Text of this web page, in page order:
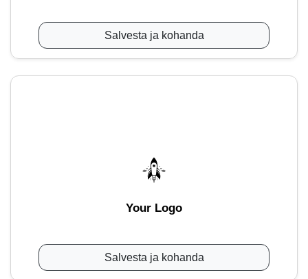
Salvesta ja kohanda
Your Logo
Salvesta ja kohanda